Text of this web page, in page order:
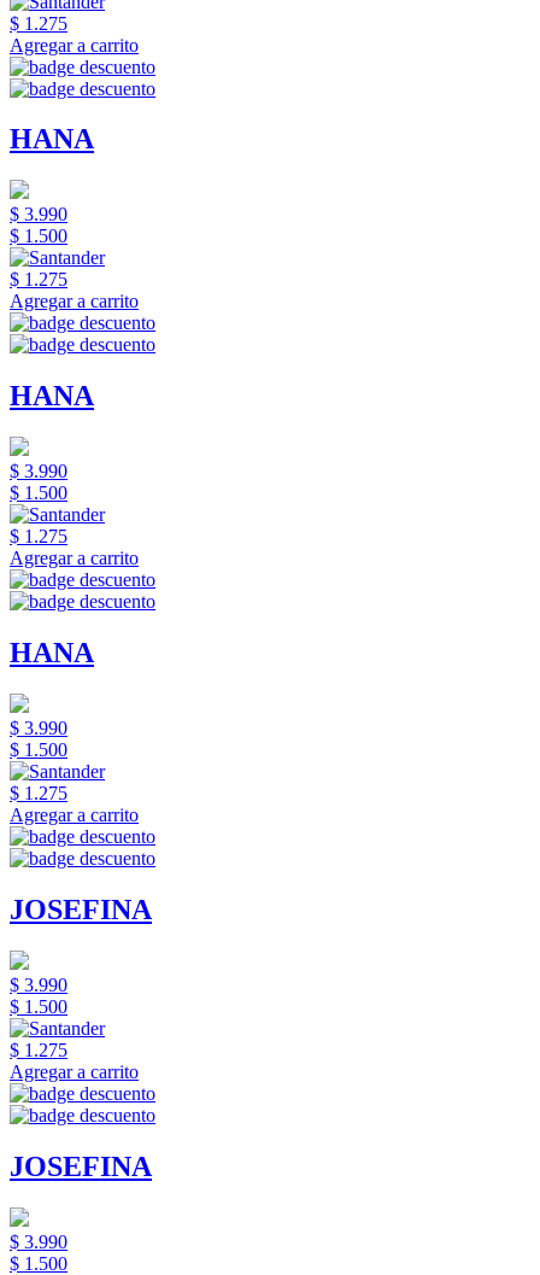
$ 1.275
Agregar a carrito
HANA
$ 3.990
$ 1.500
$ 1.275
Agregar a carrito
HANA
$ 3.990
$ 1.500
$ 1.275
Agregar a carrito
HANA
$ 3.990
$ 1.500
$ 1.275
Agregar a carrito
JOSEFINA
$ 3.990
$ 1.500
$ 1.275
Agregar a carrito
JOSEFINA
$ 3.990
$ 1.500